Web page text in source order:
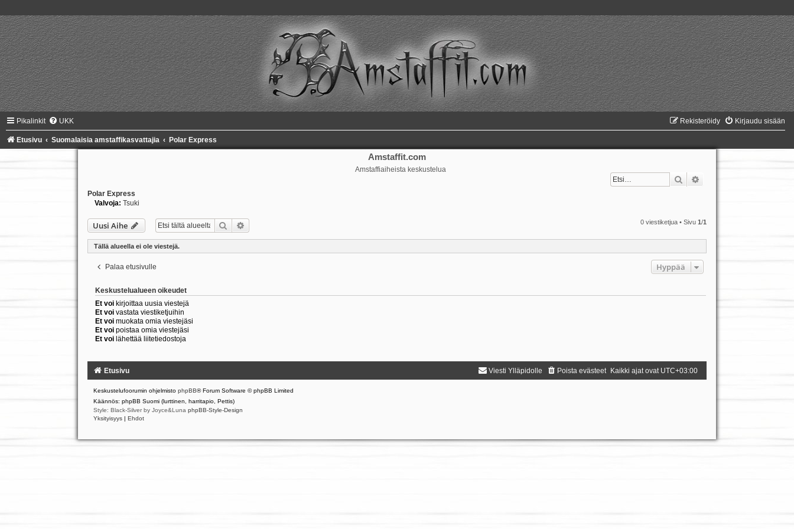
Pikalinkit UKK Kirjaudu sisään
Rekisteröidy
Etusivu Suomalaisia amstaffikasvattajia Polar Express
Amstaffit.com
Amstaffiaiheista keskustelua
Etsi
Polar Express
Valvoja: Tsuki
Uusi Aihe Etsi 0 viestiketjua • Sivu1/1
Tällä alueella ei ole viestejä.
Palaa etusivulle Hyppää
Keskustelualueen oikeudet
Et voikirjoittaa uusia viestejä
Et voivastata viestiketjuihin
Et voimuokata omia viestejäsi
Et voipoistaa omia viestejäsi
Et voilähettää liitetiedostoja
Etusivu Kaikki ajat ovat UTC+03:00
Poista evästeet
Viesti Ylläpidolle
Keskustelufoorumin ohjelmisto phpBB® Forum Software © phpBB Limited
Käännös: phpBB Suomi (lurttinen, harritapio, Pettis)
Style: Black-Silver by Joyce&Luna phpBB-Style-Design
Yksityisyys
Ehdot